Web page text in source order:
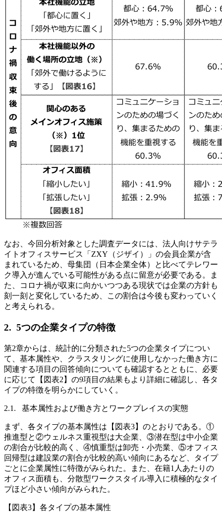
なお、今回分析対象とした調査データには、法人向けサテラ
イトオフィスサービス「ZXY（ジザイ）」の会員企業が含
まれているため、母集団（日本企業全体）と比べてテレワー
ク導入が進んでいる可能性がある点に留意が必要である。ま
た、コロナ禍が収束に向かいつつある現状では企業の方針も
刻一刻と変化しているため、この割合は今後も変わっていく
と考えられる。
2. 5つの企業タイプの特徴
第2章からは、統計的に分類された5つの企業タイプについ
て、基本属性や、クラスタリングに使用しなかった働き方に
関連する項目の回答傾向についても確認するとともに、必要
に応じて【図表2】の9項目の結果もより詳細に確認し、各タ
イプの特徴を明らかにしていく。
2.1. 基本属性および働き方とワークプレイスの実態
まず、各タイプの基本属性は【図表3】のとおりである。①
推進型と②ウェルネス重視型は大企業、③潜在型は中小企業
の割合が比較的高く、④慎重型は卸売・小売業、⑤オフィス
回帰型は建設業の割合が比較的高い傾向にあるなど、タイプ
ごとに企業属性に特徴がみられた。また、在籍1人あたりの
オフィス面積も、分散型ワークスタイル導入に積極的なタイ
プほど小さい傾向がみられた。
【図表3】各タイプの基本属性